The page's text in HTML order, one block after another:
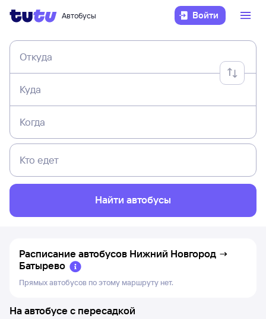
Автобусы Войти
Откуда
Куда
Когда
Кто едет
Найти автобусы
Расписание автобусов Нижний Новгород →
Батырево
Прямых автобусов по этому маршруту нет.
На автобусе с пересадкой